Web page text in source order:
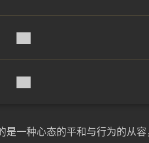
是一种心态的平和与行为的从